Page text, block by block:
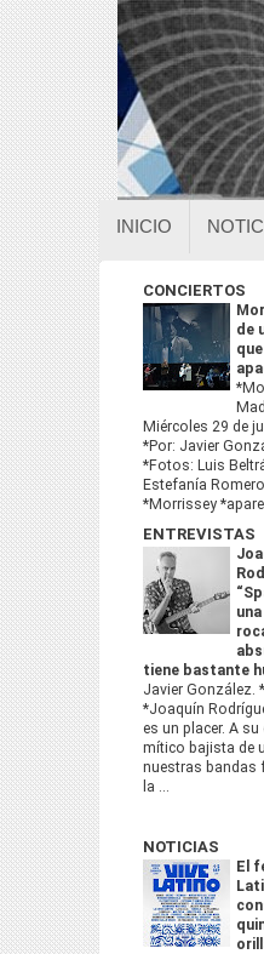
INICIO
CONCIERTOS
de
Miércoles 29 de
*Por: Javier
*Fotos: Luis
Estefanía
*Morrissey
ENTREVISTAS
tiene bastante
Javier González.
*Joaquín
es un placer. A
mítico bajista de
nuestras bandas
la ...
NOTICIAS
El